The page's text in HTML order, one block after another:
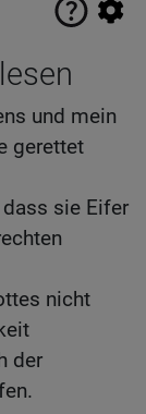
und mein
gerettet
sie Eifer
nicht
der